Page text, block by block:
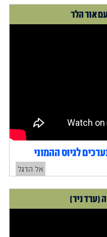
לגיוס ההמוני
אל הדגל